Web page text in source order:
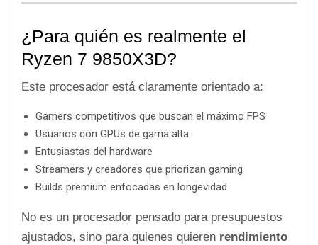
¿Para quién es realmente el
Ryzen 7 9850X3D?
Este procesador está claramente orientado a:
Gamers competitivos que buscan el máximo FPS
Usuarios con GPUs de gama alta
Entusiastas del hardware
Streamers y creadores que priorizan gaming
Builds premium enfocadas en longevidad
No es un procesador pensado para presupuestos
ajustados, sino para quienes quieren rendimiento